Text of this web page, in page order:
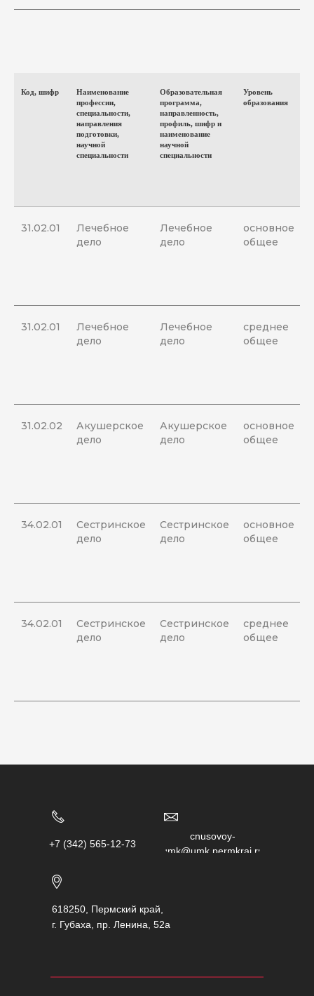
Код, шифр
Наименование
профессии,
специальности,
направления
подготовки,
научной
специальности
Образовательная
программа,
направленность,
профиль, шифр и
наименование
научной
специальности
Уровень
образования
31.02.01
Лечебное
дело
Лечебное
дело
основное
общее
31.02.01
Лечебное
дело
Лечебное
дело
среднее
общее
31.02.02
Акушерское
дело
Акушерское
дело
основное
общее
34.02.01
Сестринское
дело
Сестринское
дело
основное
общее
34.02.01
Сестринское
дело
Сестринское
дело
среднее
общее
+7 (342) 565-12-73
chusovoy-
umk@umk.permkrai.ru
618250, Пермский край,
г. Губаха, пр. Ленина, 52а